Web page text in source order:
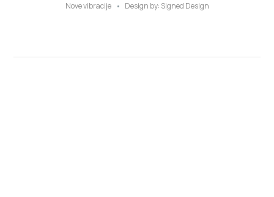
Nove vibracije
Design by: Signed Design